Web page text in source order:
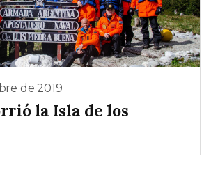
de 2019
la Isla de los